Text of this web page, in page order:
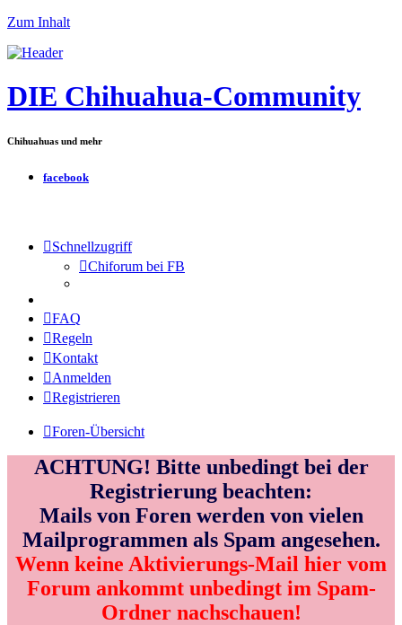
Zum Inhalt
DIE Chihuahua-Community
Chihuahuas und mehr
facebook
Schnellzugriff
Chiforum bei FB
FAQ
Regeln
Kontakt
Anmelden
Registrieren
Foren-Übersicht
ACHTUNG! Bitte unbedingt bei der
Registrierung beachten:
Mails von Foren werden von vielen
Mailprogrammen als Spam angesehen.
Wenn keine Aktivierungs-Mail hier vom
Forum ankommt unbedingt im Spam-
Ordner nachschauen!